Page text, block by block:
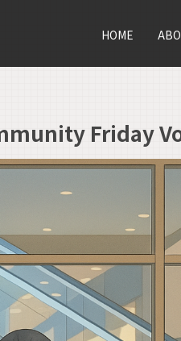
HOME
Friday